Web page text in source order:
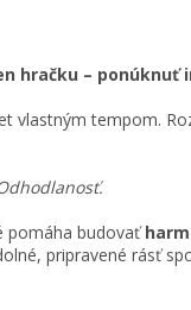
hračku – ponúknuť
vlastným tempom.
pomáha budovať
pripravené rásť